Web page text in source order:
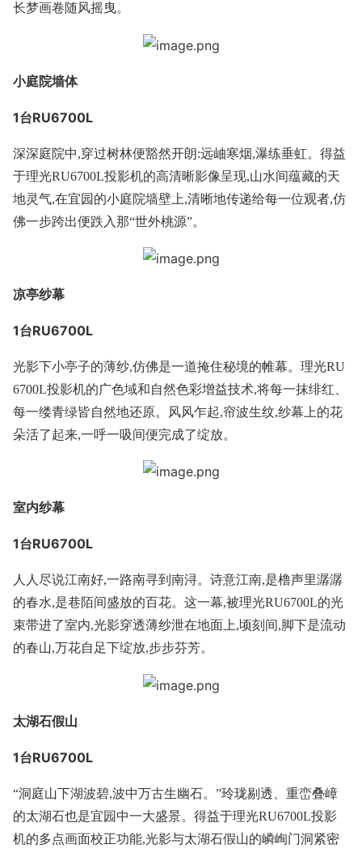
长梦画卷随风摇曳。
小庭院墙体
1台RU6700L
深深庭院中,穿过树林便豁然开朗:远岫寒烟,瀑练垂虹。得益
于理光RU6700L投影机的高清晰影像呈现,山水间蕴藏的天
地灵气,在宜园的小庭院墙壁上,清晰地传递给每一位观者,仿
佛一步跨出便跌入那“世外桃源”。
凉亭纱幕
1台RU6700L
光影下小亭子的薄纱,仿佛是一道掩住秘境的帷幕。理光RU
6700L投影机的广色域和自然色彩增益技术,将每一抹绯红、
每一缕青绿皆自然地还原。风风乍起,帘波生纹,纱幕上的花
朵活了起来,一呼一吸间便完成了绽放。
室内纱幕
1台RU6700L
人人尽说江南好,一路南寻到南浔。诗意江南,是橹声里潺潺
的春水,是巷陌间盛放的百花。这一幕,被理光RU6700L的光
束带进了室内,光影穿透薄纱泄在地面上,顷刻间,脚下是流动
的春山,万花自足下绽放,步步芬芳。
太湖石假山
1台RU6700L
“洞庭山下湖波碧,波中万古生幽石。”玲珑剔透、重峦叠嶂
的太湖石也是宜园中一大盛景。得益于理光RU6700L投影
机的多点画面校正功能,光影与太湖石假山的嶙峋门洞紧密